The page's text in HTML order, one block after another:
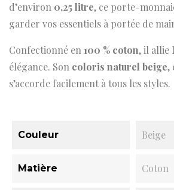
d’environ 0,25 litre, ce porte-
garder vos essentiels à portée de
Confectionné en 100 % coton, il allie
élégance. Son coloris naturel beige,
s’accorde facilement à tous les styles.
Couleur Beige
Matière Coton